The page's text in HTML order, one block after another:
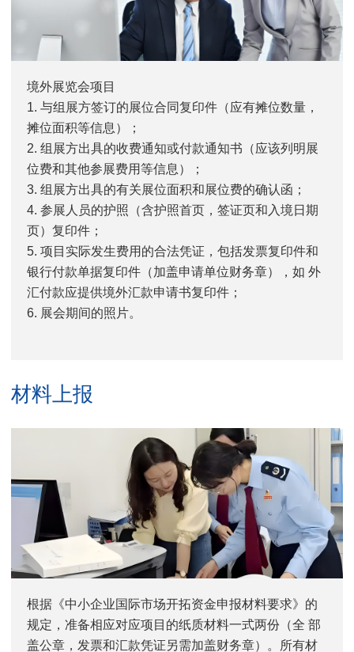
境外展览会项目
1. 与组展方签订的展位合同复印件（应有摊位数量，
摊位面积等信息）；
2. 组展方出具的收费通知或付款通知书（应该列明展
位费和其他参展费用等信息）；
3. 组展方出具的有关展位面积和展位费的确认函；
4. 参展人员的护照（含护照首页，签证页和入境日期
页）复印件；
5. 项目实际发生费用的合法凭证，包括发票复印件和
银行付款单据复印件（加盖申请单位财务章），如 外
汇付款应提供境外汇款申请书复印件；
6. 展会期间的照片。
材料上报
根据《中小企业国际市场开拓资金申报材料要求》的
规定，准备相应对应项目的纸质材料一式两份（全 部
盖公章，发票和汇款凭证另需加盖财务章）。所有材